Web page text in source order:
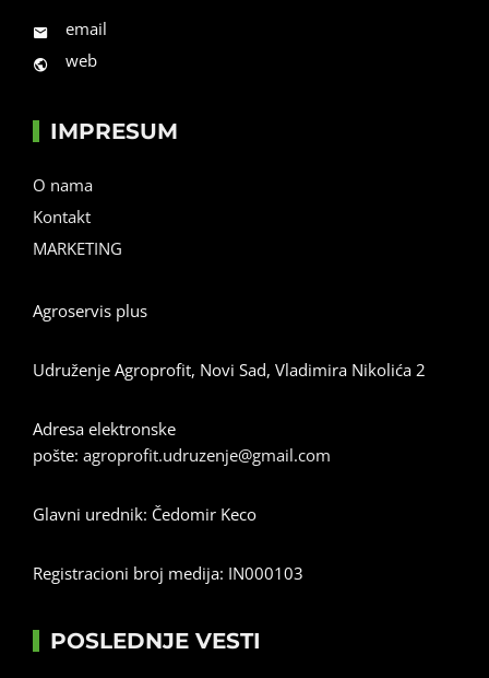
email
web
IMPRESUM
O nama
Kontakt
MARKETING
Agroservis plus
Udruženje Agroprofit, Novi Sad, Vladimira Nikolića 2
Adresa elektronske
pošte: agroprofit.udruzenje@gmail.com
Glavni urednik: Čedomir Keco
Registracioni broj medija: IN000103
POSLEDNJE VESTI